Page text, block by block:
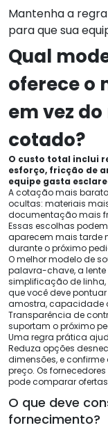
Mantenha a
para que sua
Qual
oferece o
em vez
cotado?
O custo total inclui
esforço, fricção de
equipe gasta
A cotação mais
ocultas: materiais
documentação mais
Essas escolhas
aparecem mais tarde
durante o próximo
O melhor modelo de
palavra-chave, a
simplificação de linha,
que você deve
amostra, capacidade
Transparência de
suportam o próximo
Uma regra prática
Reduza opções
dimensões, e
preço. Os
pode comparar
O que deve
fornecimento?